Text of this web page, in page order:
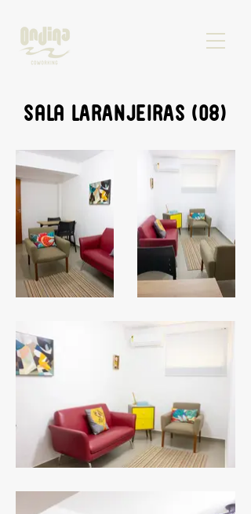
Sala LARANJEIRAS (08)